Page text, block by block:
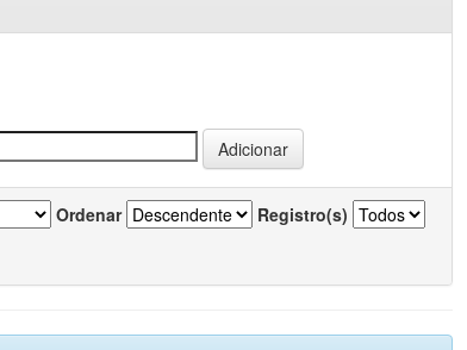
Ordenar Registro(s)